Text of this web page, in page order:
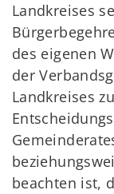
Landkreises
des eigenen
der
Landkreises
beachten ist,